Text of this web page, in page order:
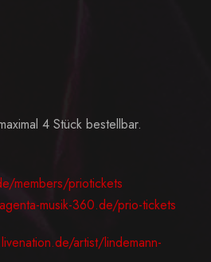
4 Stück bestellbar.
members/priotickets
musik-360.de/prio-tickets
artist/lindemann-